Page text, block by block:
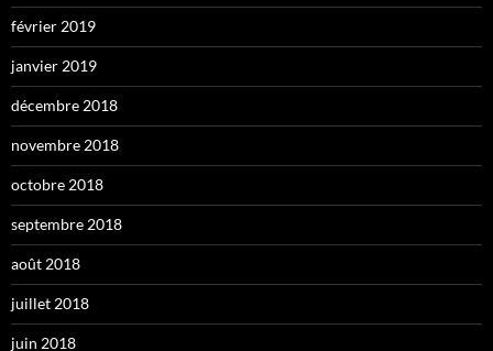
février 2019
janvier 2019
décembre 2018
novembre 2018
octobre 2018
septembre 2018
août 2018
juillet 2018
juin 2018